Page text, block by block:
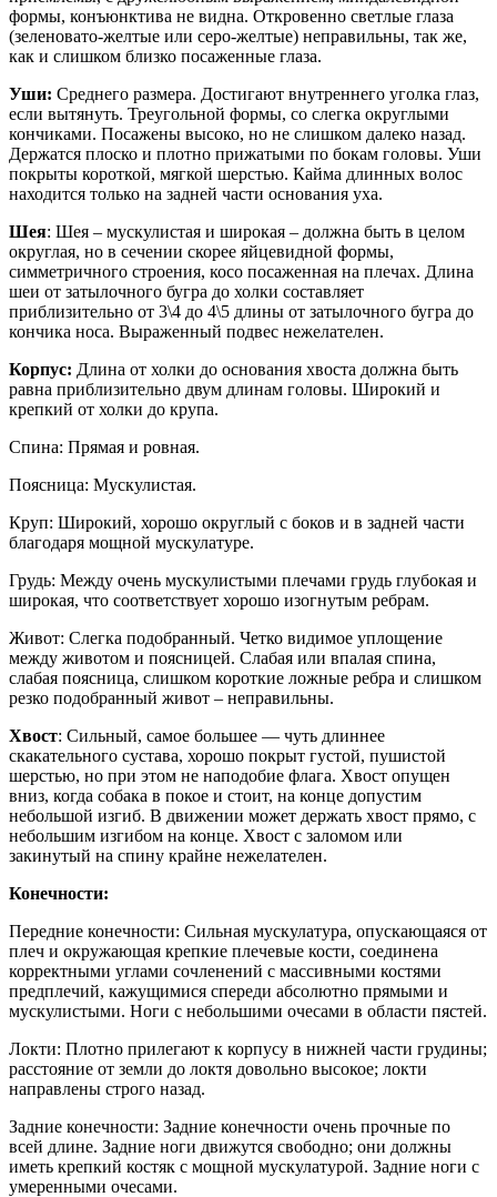
формы, конъюнктива не видна. Откровенно светлые глаза
(зеленовато-желтые или серо-желтые) неправильны, так же,
как и слишком близко посаженные глаза.
Уши: Среднего размера. Достигают внутреннего уголка глаз,
если вытянуть. Треугольной формы, со слегка округлыми
кончиками. Посажены высоко, но не слишком далеко назад.
Держатся плоско и плотно прижатыми по бокам головы. Уши
покрыты короткой, мягкой шерстью. Кайма длинных волос
находится только на задней части основания уха.
Шея: Шея – мускулистая и широкая – должна быть в целом
округлая, но в сечении скорее яйцевидной формы,
симметричного строения, косо посаженная на плечах. Длина
шеи от затылочного бугра до холки составляет
приблизительно от 3\4 до 4\5 длины от затылочного бугра до
кончика носа. Выраженный подвес нежелателен.
Корпус: Длина от холки до основания хвоста должна быть
равна приблизительно двум длинам головы. Широкий и
крепкий от холки до крупа.
Спина: Прямая и ровная.
Поясница: Мускулистая.
Круп: Широкий, хорошо округлый с боков и в задней части
благодаря мощной мускулатуре.
Грудь: Между очень мускулистыми плечами грудь глубокая и
широкая, что соответствует хорошо изогнутым ребрам.
Живот: Слегка подобранный. Четко видимое уплощение
между животом и поясницей. Слабая или впалая спина,
слабая поясница, слишком короткие ложные ребра и слишком
резко подобранный живот – неправильны.
Хвост: Сильный, самое большее — чуть длиннее
скакательного сустава, хорошо покрыт густой, пушистой
шерстью, но при этом не наподобие флага. Хвост опущен
вниз, когда собака в покое и стоит, на конце допустим
небольшой изгиб. В движении может держать хвост прямо, с
небольшим изгибом на конце. Хвост с заломом или
закинутый на спину крайне нежелателен.
Конечности:
Передние конечности: Сильная мускулатура, опускающаяся от
плеч и окружающая крепкие плечевые кости, соединена
корректными углами сочленений с массивными костями
предплечий, кажущимися спереди абсолютно прямыми и
мускулистыми. Ноги с небольшими очесами в области пястей.
Локти: Плотно прилегают к корпусу в нижней части грудины;
расстояние от земли до локтя довольно высокое; локти
направлены строго назад.
Задние конечности: Задние конечности очень прочные по
всей длине. Задние ноги движутся свободно; они должны
иметь крепкий костяк с мощной мускулатурой. Задние ноги с
умеренными очесами.